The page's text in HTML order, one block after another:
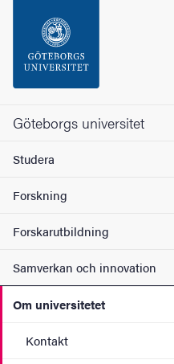
Sidfoten
Om webbplatsen
Göteborgs universitet
Studera
Forskning
Forskarutbildning
Samverkan och innovation
Om universitetet
Kontakt